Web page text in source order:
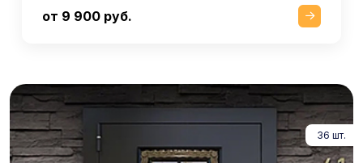
от 9 900 руб.
36 шт.